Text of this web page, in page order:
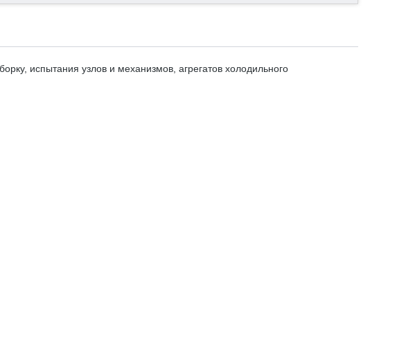
испытания узлов и механизмов, агрегатов холодильного